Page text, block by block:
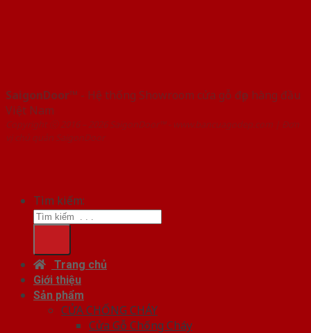
SaigonDoor™ - Hệ thống Showroom cửa gỗ đẹp hàng đầu
Việt Nam
Copyright ⓒ 2016 – 2026 SaigonDoor™ - www.bancuagodep.com | Đơn
vị chủ quản SaigonDoor
Tìm kiếm:
Trang chủ
Giới thiệu
Sản phẩm
CỬA CHỐNG CHÁY
Cửa Gỗ Chống Cháy